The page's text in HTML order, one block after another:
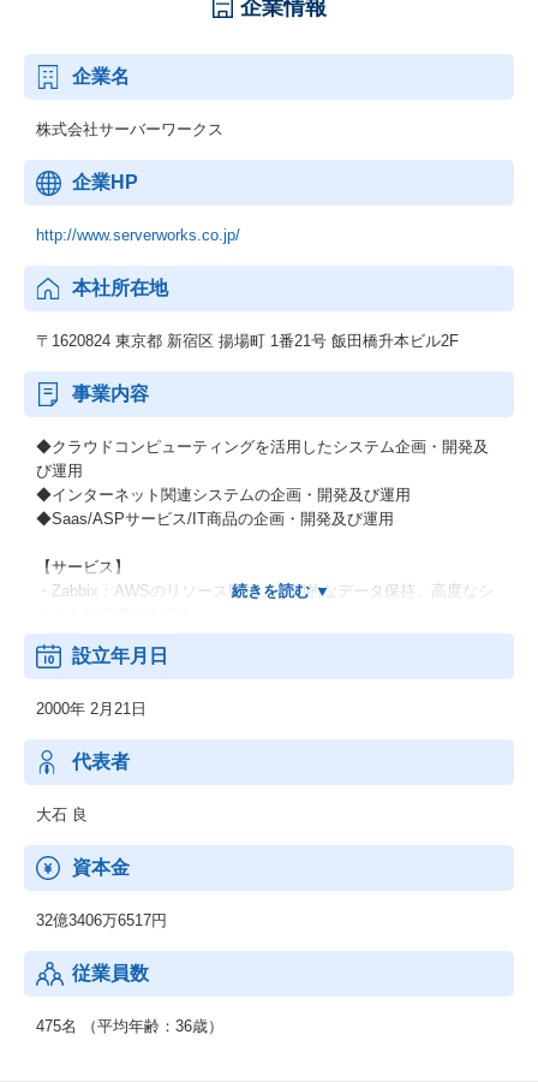
企業情報
企業名
株式会社サーバーワークス
企業HP
http://www.serverworks.co.jp/
本社所在地
〒1620824 東京都 新宿区 揚場町 1番21号 飯田橋升本ビル2F
事業内容
◆クラウドコンピューティングを活用したシステム企画・開発及
び運用
◆インターネット関連システムの企画・開発及び運用
◆Saas/ASPサービス/IT商品の企画・開発及び運用
【サービス】
・Zabbix：AWSのリソース監視、長期的なデータ保持、高度なシ
・Deep Security：AWSのセキュリティを自分で設計できる、総合
サーバーセキュリティ対策ソフトウェア
いるログデータや既存DBなどのエンタープライズビッグデータを
Redshiftに統合
設立年月日
2000年 2月21日
代表者
大石 良
資本金
32億3406万6517円
従業員数
475名 （平均年齢：36歳）